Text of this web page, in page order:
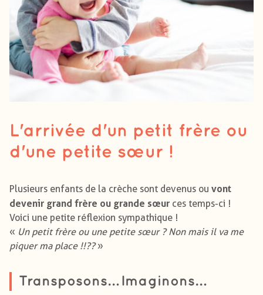
L'arrivée d'un petit frère ou
d'une petite sœur !
Plusieurs enfants de la crèche sont devenus ou vont
devenir grand frère ou grande sœur ces temps-ci !
Voici une petite réflexion sympathique !
« Un petit frère ou une petite sœur ? Non mais il va me
piquer ma place !!??»
Transposons… Imaginons…